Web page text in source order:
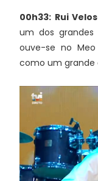
00h33: Rui
um dos
ouve-se no
como um grande